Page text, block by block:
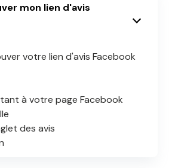
mon lien d'avis
votre lien d'avis Facebook
à votre page Facebook
des avis